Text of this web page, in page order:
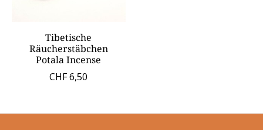
Tibetische
Räucherstäbchen
Potala Incense
CHF 6,50